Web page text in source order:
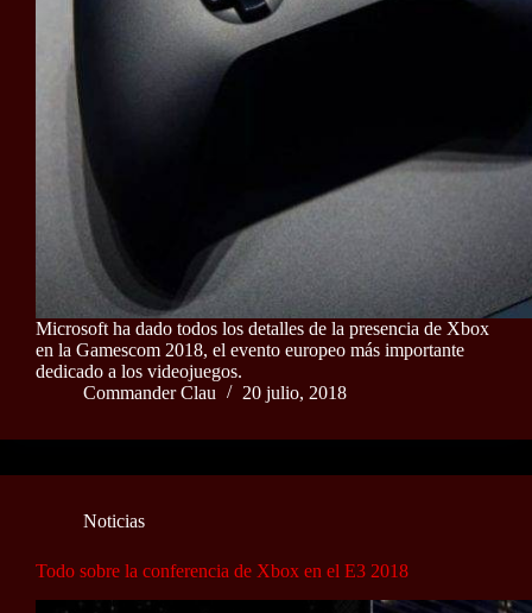
Microsoft ha dado todos los detalles de la presencia de Xbox
en la Gamescom 2018, el evento europeo más importante
dedicado a los videojuegos.
Commander Clau
20 julio, 2018
Noticias
Todo sobre la conferencia de Xbox en el E3 2018